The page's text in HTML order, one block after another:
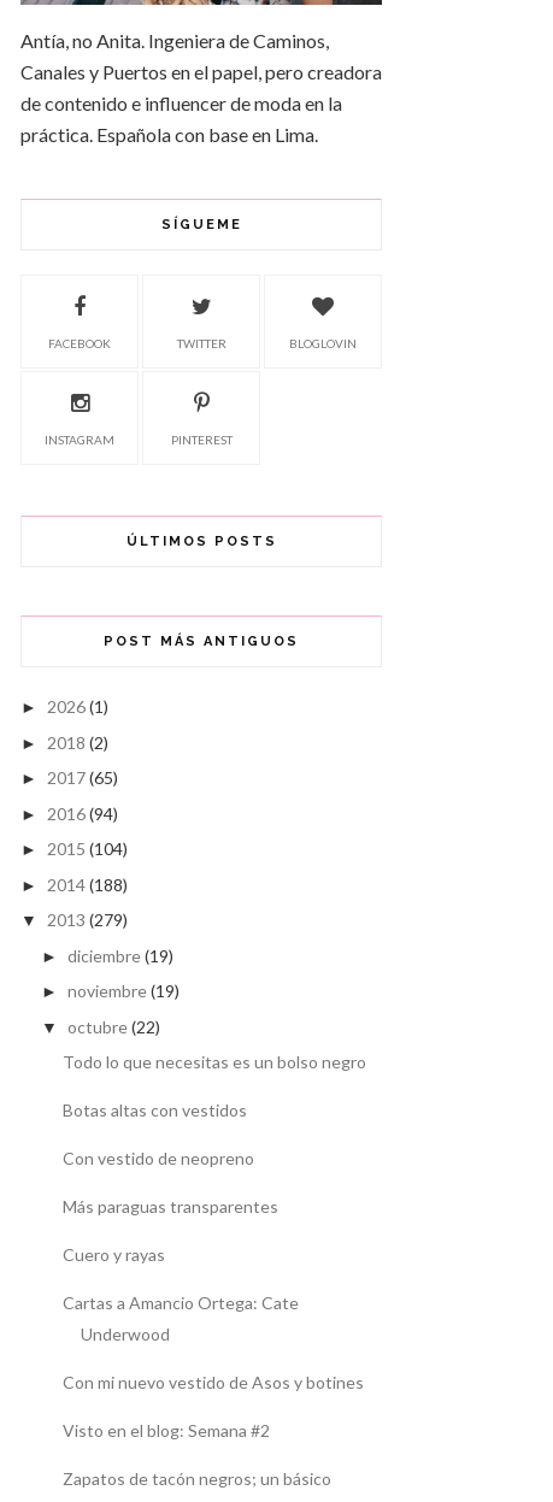
Antía, no Anita. Ingeniera de Caminos,
Canales y Puertos en el papel, pero creadora
de contenido e influencer de moda en la
práctica. Española con base en Lima.
SÍGUEME
FACEBOOK TWITTER BLOGLOVIN
INSTAGRAM PINTEREST
ÚLTIMOS POSTS
POST MÁS ANTIGUOS
► 2026(1)
► 2018 (2)
► 2017(65)
► 2016(94)
► 2015 (104)
► 2014(188)
▼ 2013 (279)
► diciembre(19)
► noviembre(19)
▼ octubre(22)
Todo lo que necesitas es un bolso negro
Botas altas con vestidos
Con vestido de neopreno
Más paraguas transparentes
Cuero y rayas
Cartas a Amancio Ortega: Cate
Underwood
Con mi nuevo vestido de Asos y botines
Visto en el blog: Semana #2
Zapatos de tacón negros; un básico